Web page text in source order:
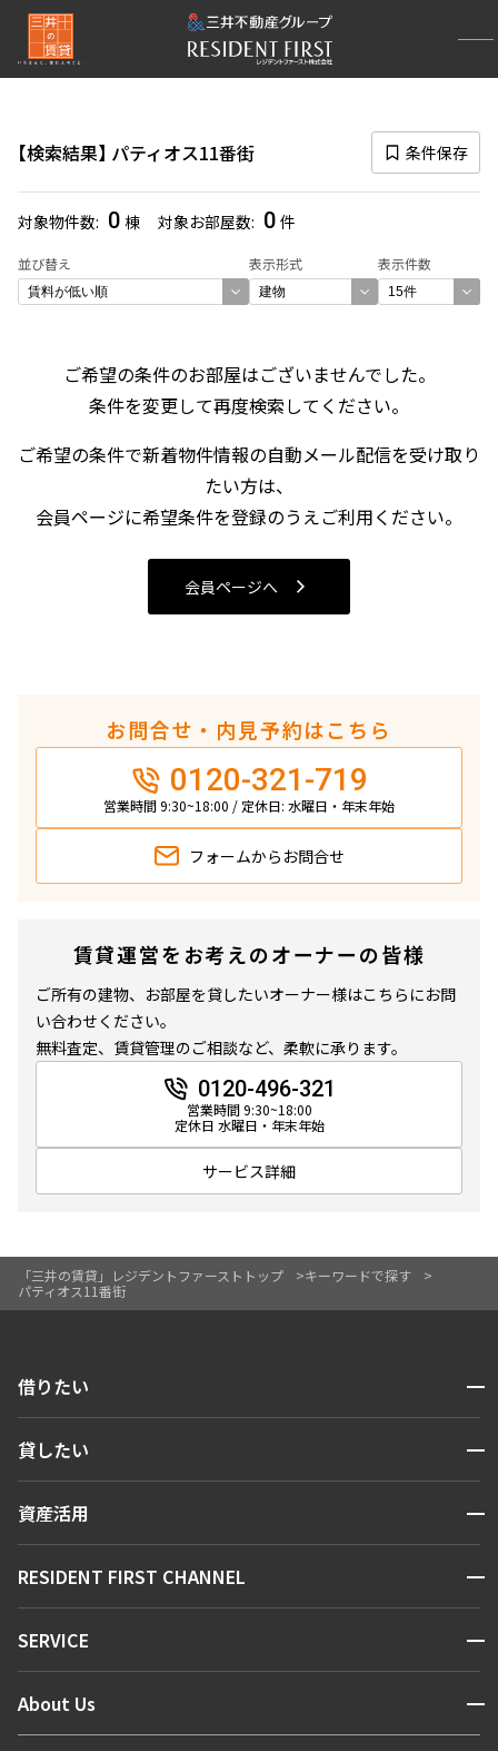
「三井の賃貸」レジデントファーストトップ
キーワードで探す
パティオス11番街
検索結果 パティオス11番街 条件保存
対象物件数 0 棟 対象お部屋数 0 件
並び替え 表示形式 表示件数
再検索ナビゲーション
賃料
〜
管理費/共益費含む
礼金なし
敷金なし
1R〜1K
1DK〜1LDK
3LDK
4LDK〜
新築
3年以内
10年以内
15年以内
20年以内
30年以内
指定なし
1分以内
3分以内
5分以内
10分以内
専任物件
申込無し物件のみ表示
入居可能日
より詳細な絞り込み
できます
設定する
ご希望の条件のお部屋はございませんでした。
条件を変更して再度検索してください。
ご希望の条件で新着物件情報の自動メール配信を受け取り
たい方は、
会員ページに希望条件を登録のうえご利用ください。
会員ページへ
お問合せ・内見予約はこちら
0120-321-719
営業時間 9:30~18:00 / 定休日: 水曜日・年末年始
フォームから お問合せ
賃貸運営をお考えのオーナーの皆様
ご所有の建物、お部屋を貸したいオーナー様はこちらにお問
い合わせください。
無料査定、賃貸管理のご相談など、柔軟に承ります。
0120-496-321
営業時間 9:30~18:00
定休日 水曜日・年末年始
サービス詳細
借りたい 開閉
人気エリアから探す
新着情報から探す
新着募集情報
貸したい 開閉
お問い合わせ
資産活用 開閉
お問い合わせ
RESIDENT FIRST CHANNEL 開閉
マンションレポート
住まいのコラム
SERVICE 開閉
会員ページ
About Us 開閉